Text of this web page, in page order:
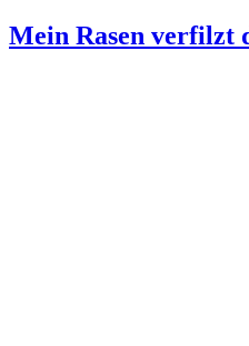
Mein Rasen verfilzt